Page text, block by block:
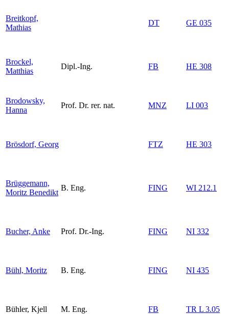
Breitkopf,
Mathias
DT GE 035
Brockel,
Matthias
Dipl.-Ing. FB HE 308
Brodowsky,
Hanna
Prof. Dr. rer. nat. MNZ LI 003
Brösdorf, Georg FTZ HE 303
Brüggemann,
Moritz Benedikt
B. Eng. FING WI 212.1
Bucher, Anke Prof. Dr.-Ing. FING NI 332
Bühl, Moritz B. Eng. FING NI 435
Bühler, Kjell M. Eng. FB TR L 3.05